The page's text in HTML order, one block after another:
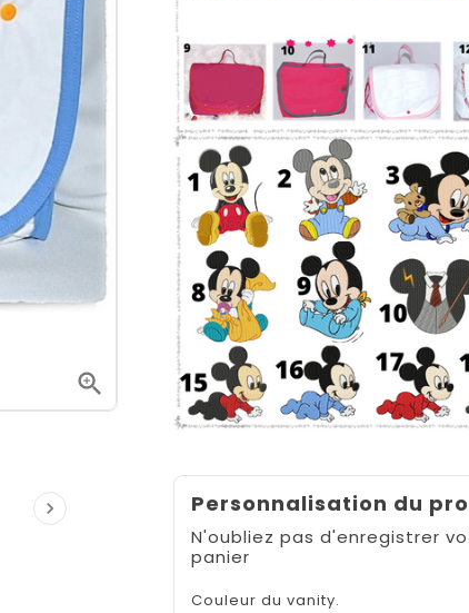

 Personnalisation du
N'oubliez pas d'enregistrer
panier
Couleur du vanity.